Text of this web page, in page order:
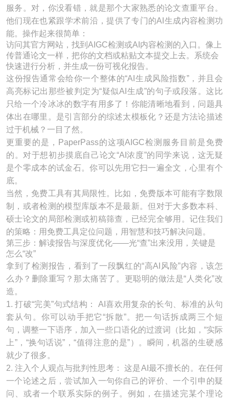
服务。对，你没看错，就是那个大家熟悉的论文查重平台。
他们现在也紧跟学术前沿，提供了专门的AI生成内容检测功
能。操作起来很简单：
访问其官方网站，找到AIGC检测或AI内容检测的入口。像上
传普通论文一样，把你的文档或粘贴文本提交上去。系统会
快速进行分析，并生成一份可视化报告。
这份报告通常会给你一个整体的“AI生成风险指数”，并且会
高亮标记出那些被判定为“疑似AI生成”的句子或段落。这比
只给一个冷冰冰的数字有用多了！你能清晰地看到，问题具
体出在哪里。是引言部分的综述太模板化？还是方法论描述
过于机械？一目了然。
更重要的是，PaperPass的这项AIGC检测服务目前是免费
的。对于想初步摸底自己论文“AI浓度”的同学来说，这无疑
是个零成本的试金石。你可以先用它扫一遍全文，心里有个
底。
当然，免费工具有其局限性。比如，免费版本可能有字数限
制，或者检测的模型库版本不是最新。但对于大多数本科、
硕士论文的局部检测或初稿筛查，已经完全够用。记住我们
的策略：用免费工具定位问题，用智慧和技巧解决问题。
第三步：解读报告与深度优化——光“查”出来没用，关键是
怎么“改”
拿到了检测报告，看到了一段飘红的“高AI风险”内容，该怎
么办？删除重写？那太痛苦了。更聪明的做法是“人类化”改
造。
1. 打破“完美”句式结构： AI喜欢用复杂的长句、标准的从句
套从句。你可以动手把它“拆散”。把一句话拆成两三个短
句，调整一下语序，加入一些口语化的过渡词（比如，“实际
上”，“换句话说”，“值得注意的是”）。瞬间，机器的生硬感
就少了很多。
2. 注入个人观点与批判性思考： 这是AI最不擅长的。在任何
一个论述之后，尝试加入一句你自己的评价、一个引申的疑
问、或者一个联系实际的例子。例如，在描述完某个理论